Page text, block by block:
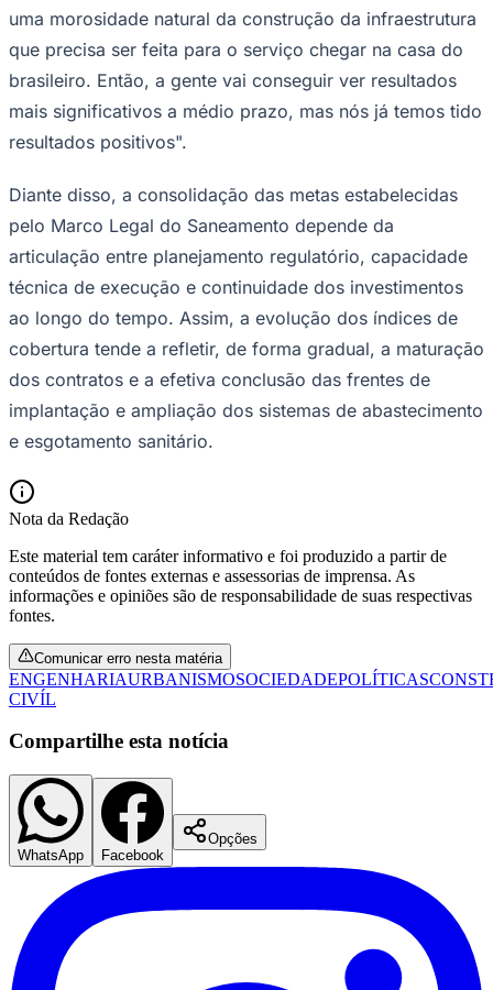
São Paulo
Santos
uma morosidade natural da construção da infraestrutura
que precisa ser feita para o serviço chegar na casa do
brasileiro. Então, a gente vai conseguir ver resultados
mais significativos a médio prazo, mas nós já temos tido
resultados positivos".
Diante disso, a consolidação das metas estabelecidas
pelo Marco Legal do Saneamento depende da
articulação entre planejamento regulatório, capacidade
técnica de execução e continuidade dos investimentos
ao longo do tempo. Assim, a evolução dos índices de
cobertura tende a refletir, de forma gradual, a maturação
dos contratos e a efetiva conclusão das frentes de
implantação e ampliação dos sistemas de abastecimento
e esgotamento sanitário.
Nota da Redação
Este material tem caráter informativo e foi produzido a partir de
conteúdos de fontes externas e assessorias de imprensa. As
informações e opiniões são de responsabilidade de suas respectivas
fontes.
Comunicar erro nesta matéria
ENGENHARIAURBANISMOSOCIEDADEPOLÍTICAS
CIVÍL
Compartilhe esta notícia
WhatsApp Facebook
Opções